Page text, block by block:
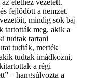
fejlődött a nemzet.
mindig sok baj
tartották meg, akik a
tudtak tartani
tudták, merték
tudtak imádkozni,
a régi
– hangsúlyozta a